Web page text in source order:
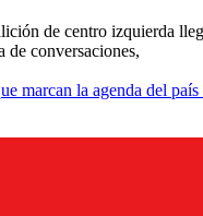
de centro izquierda
de conversaciones,
marcan la agenda del